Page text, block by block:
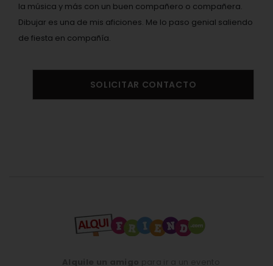
la música y más con un buen compañero o compañera.
Dibujar es una de mis aficiones. Me lo paso genial saliendo
de fiesta en compañía.
SOLICITAR CONTACTO